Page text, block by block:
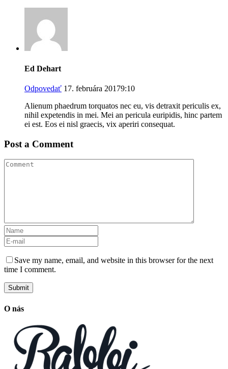
Ed Dehart
Odpovedať 17. februára 20179:10
Alienum phaedrum torquatos nec eu, vis detraxit periculis ex,
nihil expetendis in mei. Mei an pericula euripidis, hinc partem
ei est. Eos ei nisl graecis, vix aperiri consequat.
Post a Comment
Save my name, email, and website in this browser for the next
time I comment.
O nás